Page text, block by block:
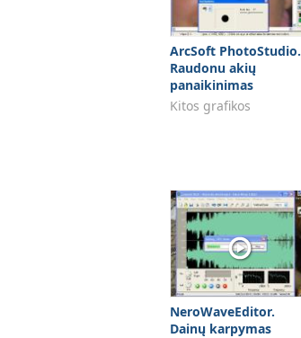
ArcSoft PhotoStudio.
Raudonu akių
panaikinimas
Kitos grafikos
NeroWaveEditor.
Dainų karpymas